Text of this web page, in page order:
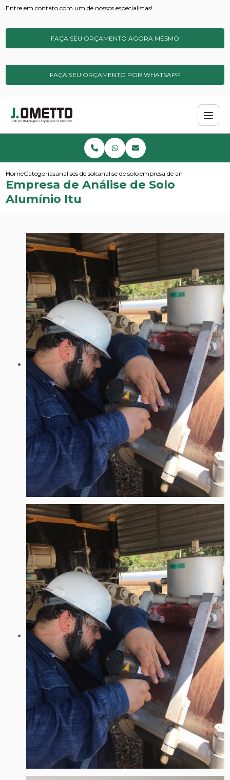
Entre em contato com um de nossos especialistas!
FAÇA SEU ORÇAMENTO AGORA MESMO
FAÇA SEU ORÇAMENTO POR WHATSAPP
HomeCategoriasanalises de solos e sedimentos
analise de solo basicaempresa de analise de solo
Empresa de Análise de Solo
Alumínio Itu